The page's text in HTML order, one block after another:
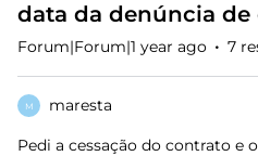
data da denúncia de
Forum|Forum|1 year ago 7
M maresta
Pedi a cessação do contrato e